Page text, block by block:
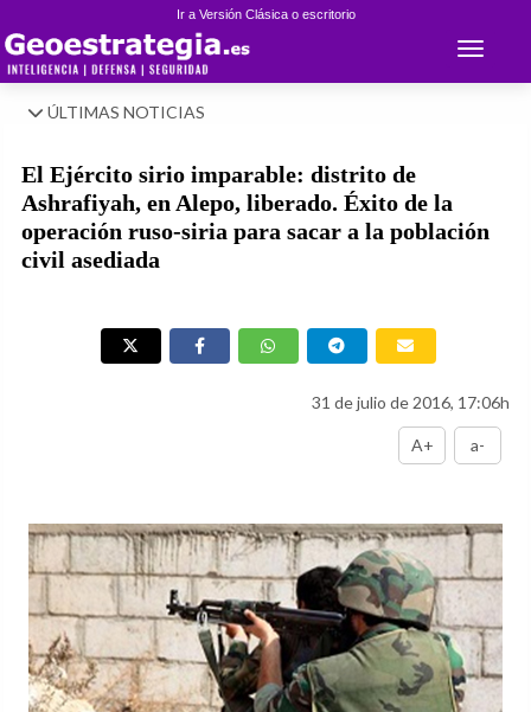
Ir a Versión Clásica o escritorio
Toggle
ÚLTIMAS NOTICIAS
El Ejército sirio imparable: distrito de
Ashrafiyah, en Alepo, liberado. Éxito de la
operación ruso-siria para sacar a la población
civil asediada
31 de julio de 2016, 17:06h
A+ a-